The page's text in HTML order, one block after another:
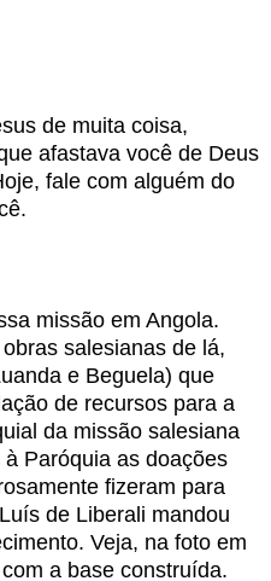
de muita coisa,
afastava você de Deus
fale com alguém do
missão em Angola.
salesianas de lá,
e Beguela) que
de recursos para a
da missão salesiana
Paróquia as doações
fizeram para
de Liberali mandou
Veja, na foto em
a base construída.